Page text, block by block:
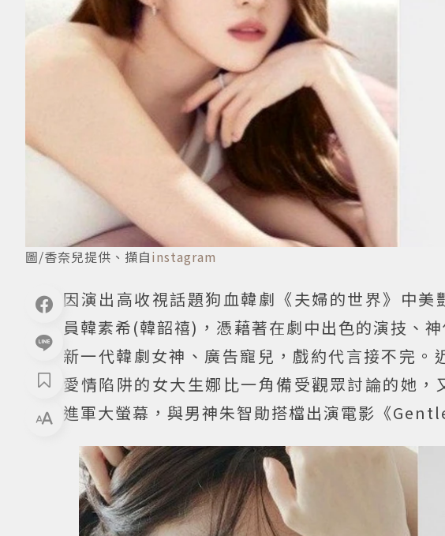
圖/香奈兒提供、擷自instagram
因演出高收視話題狗血韓劇《夫婦的世界》中
員韓素希(韓韶禧)，憑藉著在劇中出色的演技、
新一代韓劇女神、廣告寵兒，戲約代言接不完
愛情陷阱的女大生娜比一角備受觀眾討論的她
進軍大螢幕，與男神朱智勛搭檔出演電影《